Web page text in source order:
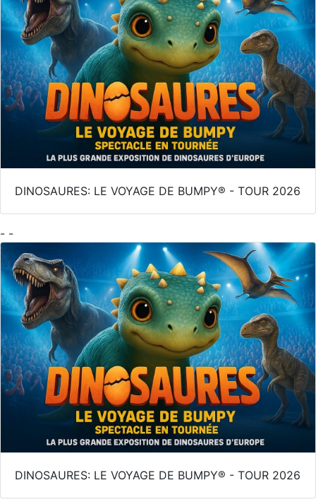
DINOSAURES: LE VOYAGE DE BUMPY® - TOUR 2026
- -
DINOSAURES: LE VOYAGE DE BUMPY® - TOUR 2026